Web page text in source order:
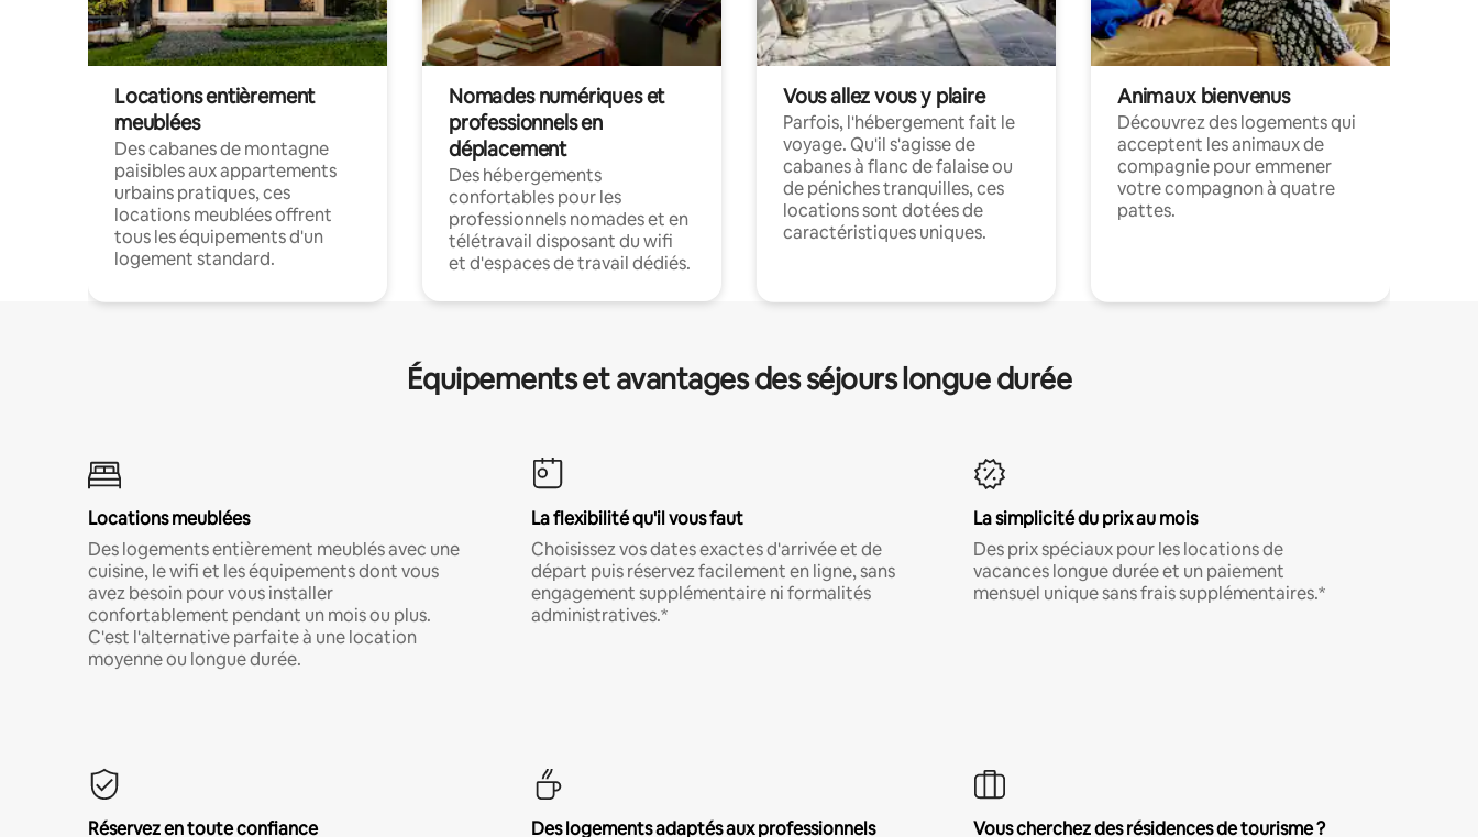
Locations entièrement
meublées
Des cabanes de montagne
paisibles aux appartements
urbains pratiques, ces
locations meublées offrent
tous les équipements d'un
logement standard.
Nomades numériques et
professionnels en
déplacement
Des hébergements
confortables pour les
professionnels nomades et en
télétravail disposant du wifi
et d'espaces de travail dédiés.
Vous allez vous y plaire
Parfois, l'hébergement fait le
voyage. Qu'il s'agisse de
cabanes à flanc de falaise ou
de péniches tranquilles, ces
locations sont dotées de
caractéristiques uniques.
Animaux bienvenus
Découvrez des logements qui
acceptent les animaux de
compagnie pour emmener
votre compagnon à quatre
pattes.
Équipements et avantages des séjours longue durée
Locations meublées
Des logements entièrement meublés avec une
cuisine, le wifi et les équipements dont vous
avez besoin pour vous installer
confortablement pendant un mois ou plus.
C'est l'alternative parfaite à une location
moyenne ou longue durée.
La flexibilité qu'il vous faut
Choisissez vos dates exactes d'arrivée et de
départ puis réservez facilement en ligne, sans
engagement supplémentaire ni formalités
administratives.*
La simplicité du prix au mois
Des prix spéciaux pour les locations de
vacances longue durée et un paiement
mensuel unique sans frais supplémentaires.*
Réservez en toute confiance
Des logements adaptés aux professionnels
Vous cherchez des résidences de tourisme ?